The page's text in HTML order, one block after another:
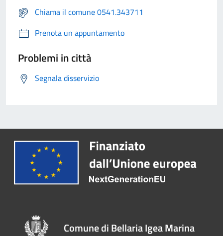
Chiama il comune 0541.343711
Prenota un appuntamento
Problemi in città
Segnala disservizio
Comune di Bellaria Igea Marina